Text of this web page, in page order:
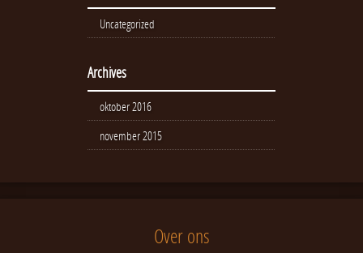
Uncategorized
Archives
oktober 2016
november 2015
Over ons